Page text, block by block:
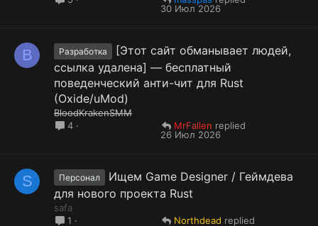
30 Июл 2026
B Разработка
[Этот сайт обманывает людей,
ссылка удалена] — бесплатный
поведенческий анти-чит для Rust
(Oxide/uMod)
BloodKrakenSMM
4
26 Июл 2026
MrFallen
S Персонал
Ищем Game Designer / Геймдева
для нового проекта Rust
safa
1
Northdead